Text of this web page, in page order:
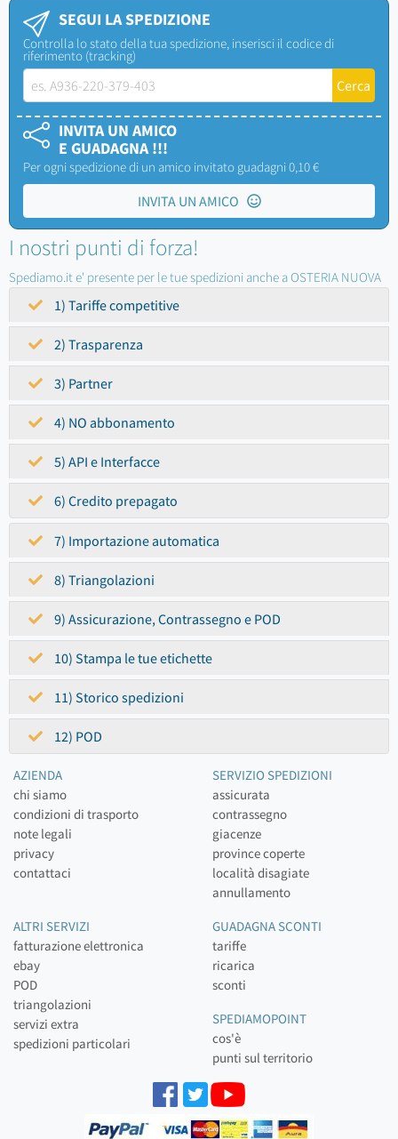
SEGUI LA SPEDIZIONE
Controlla lo stato della tua spedizione, inserisci il codice di
riferimento (tracking)
INVITA UN AMICO
E GUADAGNA !!!
Per ogni spedizione di un amico invitato guadagni 0,10 €
INVITA UN AMICO
I nostri punti di forza!
Spediamo.it e' presente per le tue spedizioni anche a OSTERIA NUOVA
1) Tariffe competitive
2) Trasparenza
3) Partner
4) NO abbonamento
5) API e Interfacce
6) Credito prepagato
7) Importazione automatica
8) Triangolazioni
9) Assicurazione, Contrassegno e POD
10) Stampa le tue etichette
11) Storico spedizioni
12) POD
AZIENDA
chi siamo
condizioni di trasporto
note legali
privacy
contattaci
SERVIZIO SPEDIZIONI
assicurata
contrassegno
giacenze
province coperte
località disagiate
annullamento
ALTRI SERVIZI
fatturazione elettronica
ebay
POD
triangolazioni
servizi extra
spedizioni particolari
GUADAGNA SCONTI
tariffe
ricarica
sconti
SPEDIAMOPOINT
cos'è
punti sul territorio